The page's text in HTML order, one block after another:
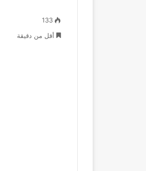
133
أقل من دقيقة